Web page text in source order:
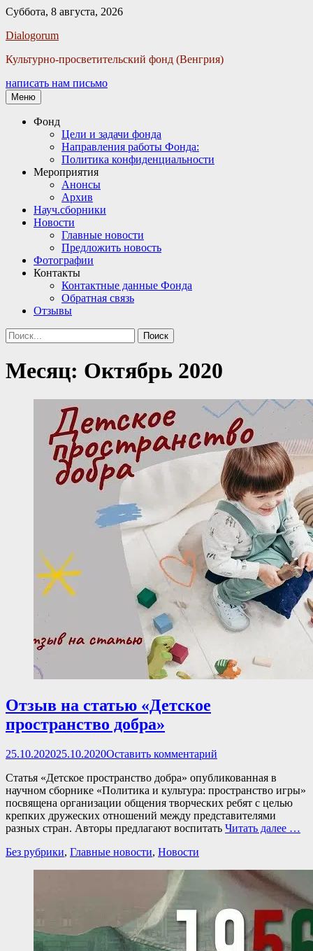
Суббота, 8 августа, 2026
Dialogorum
Культурно-просветительский фонд (Венгрия)
написать нам письмо
Меню
Основное
Фонд
Цели и задачи фонда
Направления работы Фонда:
Политика конфиденциальности
Мероприятия
Анонсы
Архив
Науч.сборники
Новости
Главные новости
Предложить новость
Фотографии
Контакты
Контактные данные Фонда
Обратная связь
Отзывы
Поиск
Найти:
Месяц: Октябрь 2020
Отзыв на статью «Детское
пространство добра»
Опубликовано
25.10.202025.10.2020Оставить комментарий
Статья «Детское пространство добра» опубликованная в
научном сборнике «Политика и культура: пространство игры»
посвящена организации общения творческих ребят с целью
крепких дружеских отношений между представителями
разных стран. Авторы предлагают воспитать Читать далее …
Категории
Без рубрики, Главные новости, Новости